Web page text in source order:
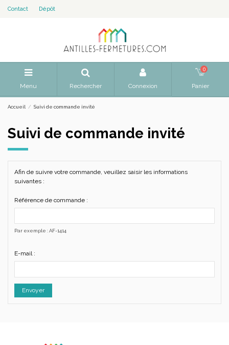
Contact Dépôt
Menu Rechercher Connexion
0
Panier
Accueil Suivi de commande invité
Suivi de commande invité
Afin de suivre votre commande, veuillez saisir les informations
suivantes :
Référence de commande :
Par exemple : AF-1414
E-mail :
Envoyer